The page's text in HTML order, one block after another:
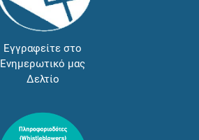
Εγγραφείτε στο
Ενημερωτικό μας
Δελτίο